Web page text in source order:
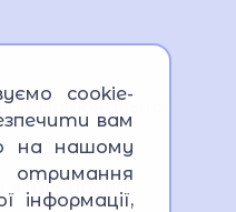
Національної
if.mvs.gov.ua
cookie-
вам
на нашому
отримання
інформації,